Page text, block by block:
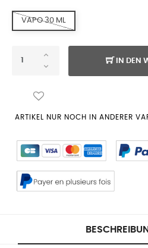
VAPO 30 ML
IN DEN
ARTIKEL NUR NOCH IN ANDERER